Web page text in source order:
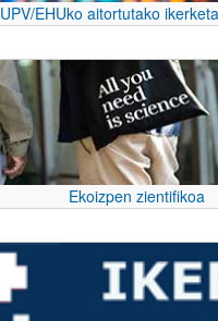
UPV/EHUko aitortutako
Ekoizpen zientifikoa